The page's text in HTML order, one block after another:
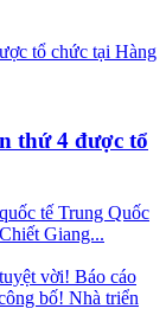
thứ 4 được tổ
tế Trung Quốc
Giang...